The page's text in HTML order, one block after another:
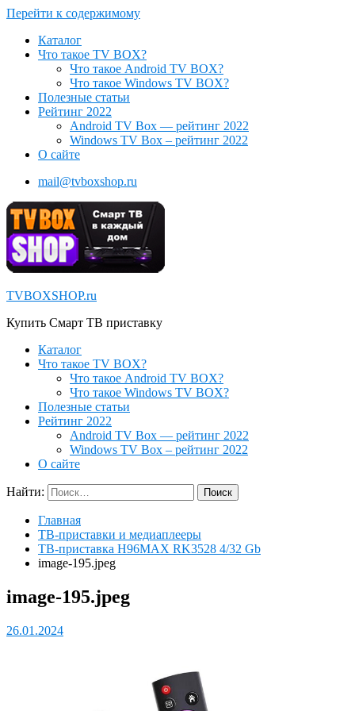
Перейти к содержимому
Каталог
Что такое TV BOX?
Что такое Android TV BOX?
Что такое Windows TV BOX?
Полезные статьи
Рейтинг 2022
Android TV Box — рейтинг 2022
Windows TV Box – рейтинг 2022
О сайте
mail@tvboxshop.ru
TVBOXSHOP.ru
Купить Смарт ТВ приставку
Каталог
Что такое TV BOX?
Что такое Android TV BOX?
Что такое Windows TV BOX?
Полезные статьи
Рейтинг 2022
Android TV Box — рейтинг 2022
Windows TV Box – рейтинг 2022
О сайте
Найти:
Главная
ТВ-приставки и медиаплееры
ТВ-приставка H96MAX RK3528 4/32 Gb
image-195.jpeg
image-195.jpeg
26.01.2024